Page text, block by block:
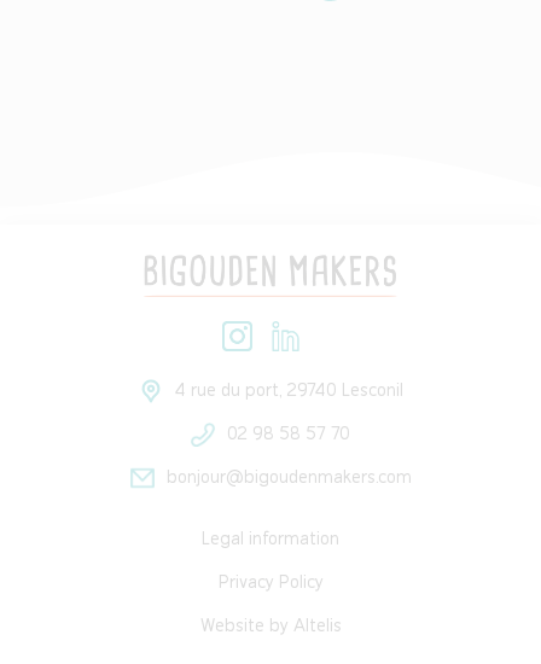
4 rue du port, 29740 Lesconil
02 98 58 57 70
bonjour@bigoudenmakers.com
Legal information
Privacy Policy
Website by Altelis